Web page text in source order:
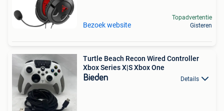
Bezoek website
Topadvertentie
Gisteren
Turtle Beach Recon Wired Controller
Xbox Series X|S Xbox One
Bieden Details